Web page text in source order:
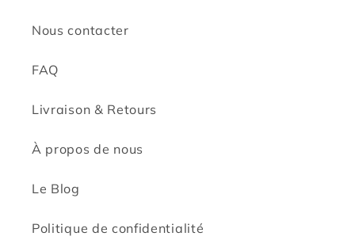
Nous contacter
FAQ
Livraison & Retours
À propos de nous
Le Blog
Politique de confidentialité